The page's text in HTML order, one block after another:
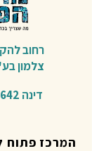
רחוב
צלמון
דינה
המרכז